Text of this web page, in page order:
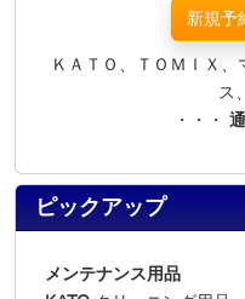
新規予
ＫＡＴＯ、ＴＯＭＩＸ
ス
・・・
ピックアップ
メンテナンス用品